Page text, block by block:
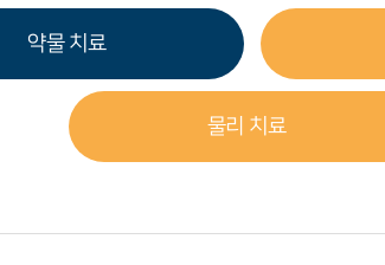
약물 치료
물리 치료